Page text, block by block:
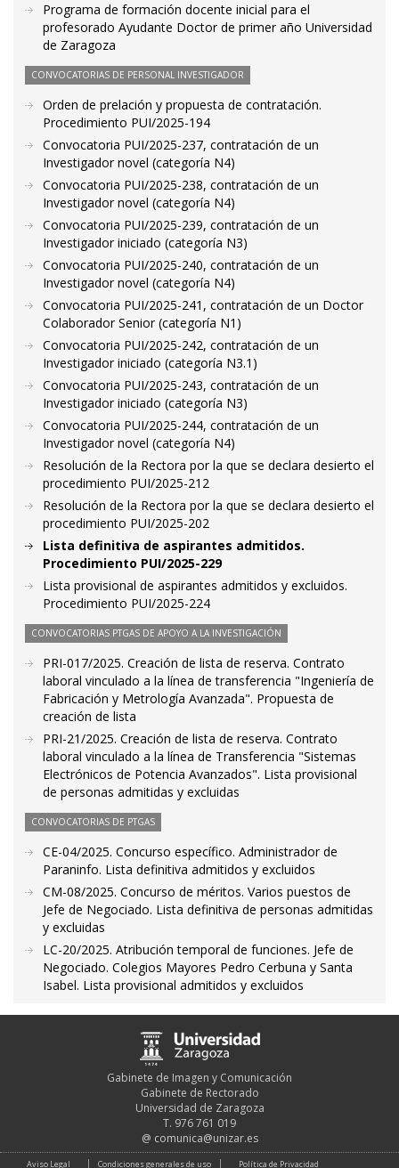
Programa de formación docente inicial para el
profesorado Ayudante Doctor de primer año Universidad
de Zaragoza
CONVOCATORIAS DE PERSONAL INVESTIGADOR
Orden de prelación y propuesta de contratación.
Procedimiento PUI/2025-194
Convocatoria PUI/2025-237, contratación de un
Investigador novel (categoría N4)
Convocatoria PUI/2025-238, contratación de un
Investigador novel (categoría N4)
Convocatoria PUI/2025-239, contratación de un
Investigador iniciado (categoría N3)
Convocatoria PUI/2025-240, contratación de un
Investigador novel (categoría N4)
Convocatoria PUI/2025-241, contratación de un Doctor
Colaborador Senior (categoría N1)
Convocatoria PUI/2025-242, contratación de un
Investigador iniciado (categoría N3.1)
Convocatoria PUI/2025-243, contratación de un
Investigador iniciado (categoría N3)
Convocatoria PUI/2025-244, contratación de un
Investigador novel (categoría N4)
Resolución de la Rectora por la que se declara desierto el
procedimiento PUI/2025-212
Resolución de la Rectora por la que se declara desierto el
procedimiento PUI/2025-202
Lista definitiva de aspirantes admitidos.
Procedimiento PUI/2025-229
Lista provisional de aspirantes admitidos y excluidos.
Procedimiento PUI/2025-224
CONVOCATORIAS PTGAS DE APOYO A LA INVESTIGACIÓN
PRI-017/2025. Creación de lista de reserva. Contrato
laboral vinculado a la línea de transferencia "Ingeniería de
Fabricación y Metrología Avanzada". Propuesta de
creación de lista
PRI-21/2025. Creación de lista de reserva. Contrato
laboral vinculado a la línea de Transferencia "Sistemas
Electrónicos de Potencia Avanzados". Lista provisional
de personas admitidas y excluidas
CONVOCATORIAS DE PTGAS
CE-04/2025. Concurso específico. Administrador de
Paraninfo. Lista definitiva admitidos y excluidos
CM-08/2025. Concurso de méritos. Varios puestos de
Jefe de Negociado. Lista definitiva de personas admitidas
y excluidas
LC-20/2025. Atribución temporal de funciones. Jefe de
Negociado. Colegios Mayores Pedro Cerbuna y Santa
Isabel. Lista provisional admitidos y excluidos
Gabinete de Imagen y Comunicación
Gabinete de Rectorado
Universidad de Zaragoza
T. 976 761 019
@ comunica@unizar.es
Aviso Legal Condiciones generales de uso Política de Privacidad